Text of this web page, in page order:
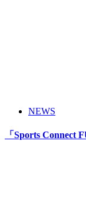
NEWS
「Sports Connect